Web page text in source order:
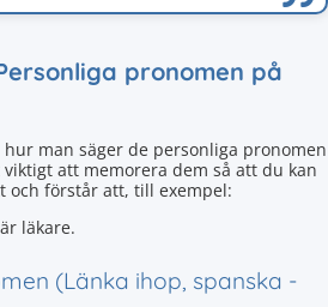
pronomen på
man säger de personliga pronomen
att memorera dem så att du kan
och förstår att, till exempel:
läkare.
(Länka ihop, spanska -